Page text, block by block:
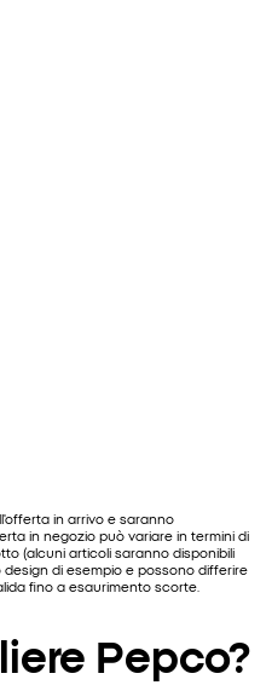
in arrivo e saranno
in negozio può variare in termini di
(alcuni articoli saranno disponibili
di esempio e possono differire
fino a esaurimento scorte.
Pepco?